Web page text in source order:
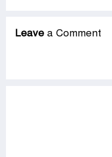
Leave a Comment